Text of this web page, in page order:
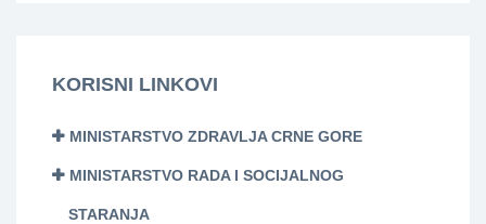
KORISNI LINKOVI
MINISTARSTVO ZDRAVLJA CRNE GORE
MINISTARSTVO RADA I SOCIJALNOG
STARANJA